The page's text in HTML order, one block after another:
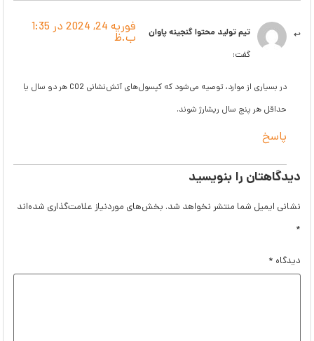
تیم تولید محتوا گنجینه پاوان
گفت:
فوریه 24, 2024 در 1:35
ب.ظ
در بسیاری از موارد، توصیه می‌شود که کپسول‌های آتش‌نشانی CO2 هر دو سال یا
حداقل هر پنج سال ریشارژ شوند.
پاسخ
دیدگاهتان را بنویسید
نشانی ایمیل شما منتشر نخواهد شد. بخش‌های موردنیاز علامت‌گذاری شده‌اند
*
دیدگاه *